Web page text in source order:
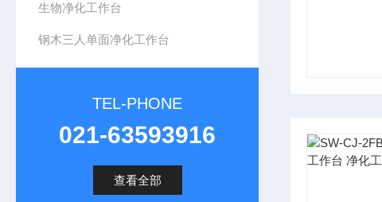
生物净化工作台
钢木三人单面净化工作台
TEL-PHONE
021-63593916
查看全部